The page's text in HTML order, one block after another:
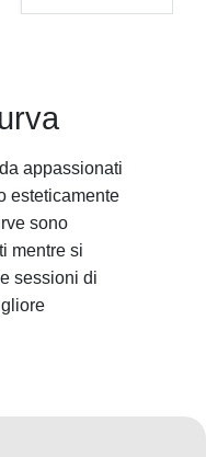
appassionati
esteticamente
sono
mentre si
sessioni di